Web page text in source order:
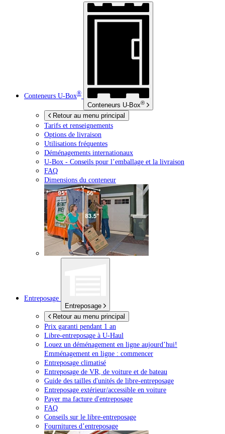
Conteneurs U-Box®
Conteneurs U-Box®
Retour au menu principal
Tarifs et renseignements
Options de livraison
Utilisations fréquentes
Déménagements internationaux
U-Box - Conseils pour l’emballage et la livraison
FAQ
Dimensions du conteneur
Entreposage
Entreposage
Retour au menu principal
Prix garanti pendant 1 an
Libre-entreposage à U-Haul
Louez un déménagement en ligne aujourd’hui!
Emménagement en ligne : commencer
Entreposage climatisé
Entreposage de VR, de voiture et de bateau
Guide des tailles d'unités de libre-entreposage
Entreposage extérieur/accessible en voiture
Payer ma facture d'entreposage
FAQ
Conseils sur le libre-entreposage
Fournitures d’entreposage